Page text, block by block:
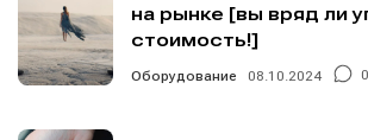
на рынке [вы вряд ли
стоимость!]
Оборудование 08.10.2024 0